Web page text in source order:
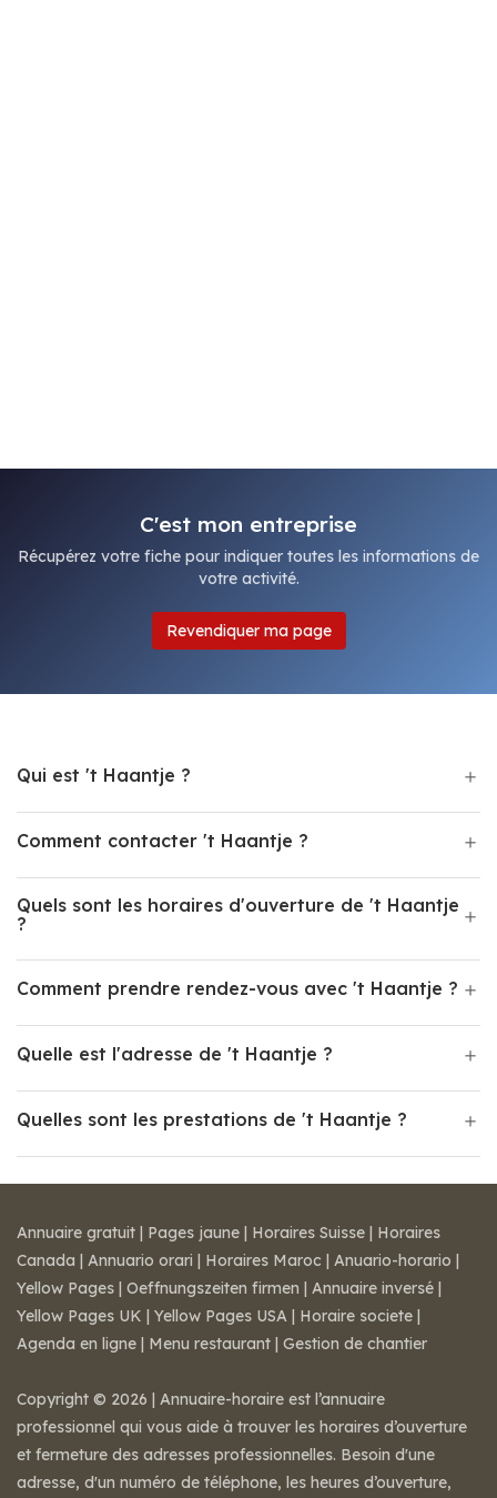
C'est mon entreprise
Récupérez votre fiche pour indiquer toutes les informations de
votre activité.
Revendiquer ma page
Qui est 't Haantje ?
Comment contacter 't Haantje ?
Quels sont les horaires d'ouverture de 't Haantje
?
Comment prendre rendez-vous avec 't Haantje ?
Quelle est l'adresse de 't Haantje ?
Quelles sont les prestations de 't Haantje ?
Annuaire gratuit | Pages jaune | Horaires Suisse | Horaires
Canada | Annuario orari | Horaires Maroc | Anuario-horario |
Yellow Pages | Oeffnungszeiten firmen | Annuaire inversé |
Yellow Pages UK | Yellow Pages USA | Horaire societe |
Agenda en ligne | Menu restaurant | Gestion de chantier
Copyright © 2026 | Annuaire-horaire est l’annuaire
professionnel qui vous aide à trouver les horaires d’ouverture
et fermeture des adresses professionnelles. Besoin d'une
adresse, d'un numéro de téléphone, les heures d’ouverture,